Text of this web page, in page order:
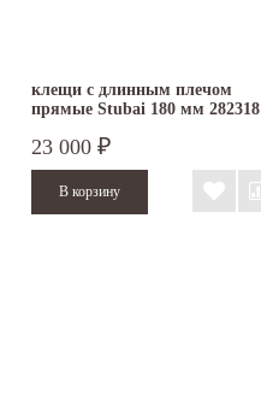
клещи с длинным плечом
прямые Stubai 180 мм 282318
23 000 ₽